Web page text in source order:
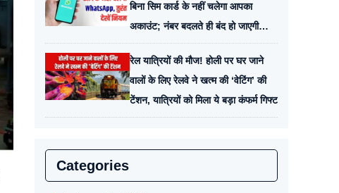
बिना सिम कार्ड के नहीं चलेगा आपका
अकाउंट; नंबर बदलते ही बंद हो जाएगी
चैटिंग, तुरंत देखें नियम
रेल यात्रियों की मौज! होली पर घर जाने
वालों के लिए रेलवे ने खत्म की ‘वेटिंग’ की
टेंशन, यात्रियों को मिला ये बड़ा कंफर्म गिफ्ट
Categories